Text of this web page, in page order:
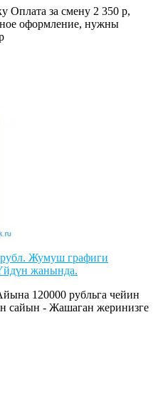
Оплата за смену 2 350 р,
оформление, нужны
рубл. Жумуш графиги
жанында.
120000 рубльга чейин
сайын - Жашаган жеринизге